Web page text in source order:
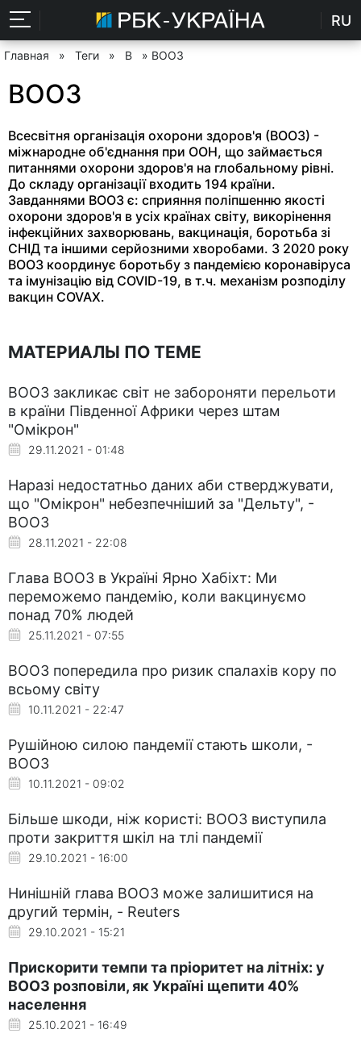
RU
Главная » Теги » В » ВООЗ
ВООЗ
Всесвітня організація охорони здоров'я (ВООЗ) -
міжнародне об'єднання при ООН, що займається
питаннями охорони здоров'я на глобальному рівні.
До складу організації входить 194 країни.
Завданнями ВООЗ є: сприяння поліпшенню якості
охорони здоров'я в усіх країнах світу, викорінення
інфекційних захворювань, вакцинація, боротьба зі
СНІД та іншими серйозними хворобами. З 2020 року
ВООЗ координує боротьбу з пандемією коронавіруса
та імунізацію від COVID-19, в т.ч. механізм розподілу
вакцин COVAX.
МАТЕРИАЛЫ ПО ТЕМЕ
ВООЗ закликає світ не забороняти перельоти
в країни Південної Африки через штам
"Омікрон"
29.11.2021 - 01:48
Наразі недостатньо даних аби стверджувати,
що "Омікрон" небезпечніший за "Дельту", -
ВООЗ
28.11.2021 - 22:08
Глава ВООЗ в Україні Ярно Хабіхт: Ми
переможемо пандемію, коли вакцинуємо
понад 70% людей
25.11.2021 - 07:55
ВООЗ попередила про ризик спалахів кору по
всьому світу
10.11.2021 - 22:47
Рушійною силою пандемії стають школи, -
ВООЗ
10.11.2021 - 09:02
Більше шкоди, ніж користі: ВООЗ виступила
проти закриття шкіл на тлі пандемії
29.10.2021 - 16:00
Нинішній глава ВООЗ може залишитися на
другий термін, - Reuters
29.10.2021 - 15:21
Прискорити темпи та пріоритет на літніх: у
ВООЗ розповіли, як Україні щепити 40%
населення
25.10.2021 - 16:49